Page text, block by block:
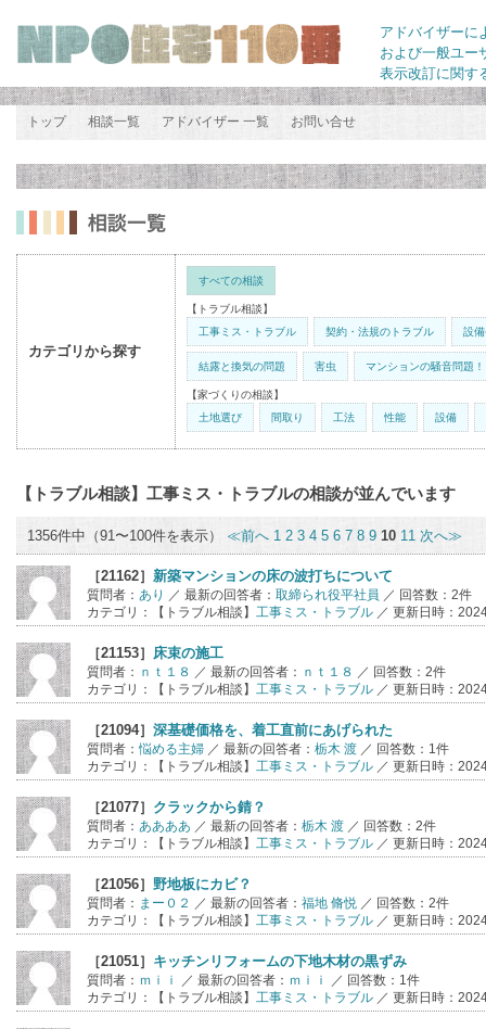
アドバイザーに
および一般ユー
表示改訂に関す
トップ 相談一覧 アドバイザー 一覧 お問い合せ
カテゴリから探す
すべての相談
【トラブル相談】
工事ミス・トラブル
契約・法規のトラブル 設
結露と換気の問題 害虫 マンションの騒音問題！
【家づくりの相談】
土地選び
間取り 工法 性能 設備
【トラブル相談】工事ミス・トラブルの相談が並んでいます
1356件中（91〜100件を表示） ≪前へ 1 2 3 4 5 6 7 8 9 10 11 次へ≫
［21162］ 新築マンションの床の波打ちについて
質問者： あり ／ 最新の回答者： 取締られ役平社員 ／ 回答数：2件
カテゴリ：【トラブル相談】 工事ミス・トラブル ／ 更新日時：
［21153］ 床束の施工
質問者： ｎｔ１８ ／ 最新の回答者： ｎｔ１８
／ 回答数：2件
カテゴリ：【トラブル相談】 工事ミス・トラブル ／ 更新日時：
［21094］ 深基礎価格を、着工直前にあげられた
質問者：悩める主婦 ／ 最新の回答者： 栃木 渡 ／ 回答数：1件
カテゴリ：【トラブル相談】 工事ミス・トラブル ／ 更新日時：
［21077］ クラックから錆？
質問者： ああああ ／ 最新の回答者： 栃木 渡 ／ 回答数：2件
カテゴリ：【トラブル相談】 工事ミス・トラブル ／ 更新日時：
［21056］ 野地板にカビ？
質問者： まー０２ ／ 最新の回答者： 福地 脩悦 ／ 回答数：2件
カテゴリ：【トラブル相談】 工事ミス・トラブル ／ 更新日時：
［21051］ キッチンリフォームの下地木材の黒ずみ
質問者： ｍｉｉ ／ 最新の回答者： ｍｉｉ
／ 回答数：1件
カテゴリ：【トラブル相談】 工事ミス・トラブル ／ 更新日時：